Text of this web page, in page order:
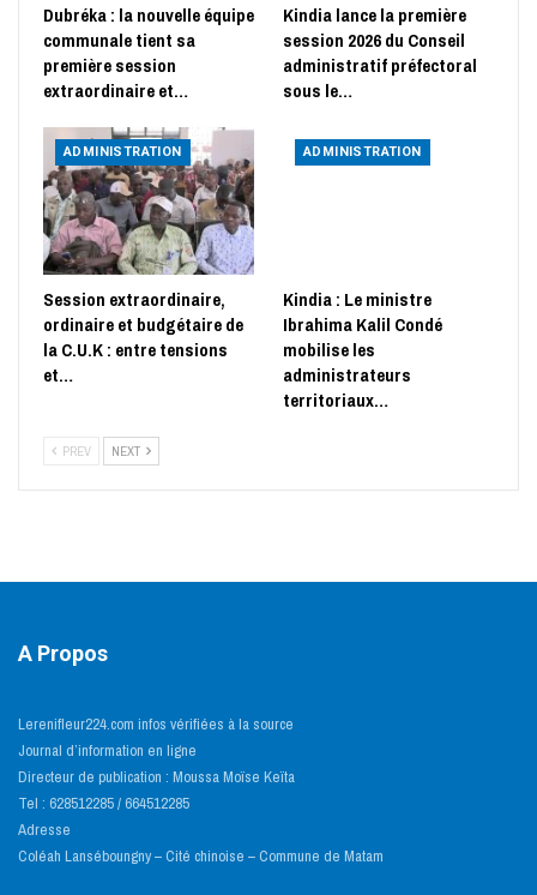
Dubréka : la nouvelle équipe
communale tient sa
première session
extraordinaire et…
Kindia lance la première
session 2026 du Conseil
administratif préfectoral
sous le…
ADMINISTRATION
Session extraordinaire,
ordinaire et budgétaire de
la C.U.K : entre tensions
et…
ADMINISTRATION
Kindia : Le ministre
Ibrahima Kalil Condé
mobilise les
administrateurs
territoriaux…
PREV NEXT
A Propos
Lerenifleur224.com infos vérifiées à la source
Journal d’information en ligne
Directeur de publication : Moussa Moïse Keïta
Tel : 628512285 / 664512285
Adresse
Coléah Lanséboungny – Cité chinoise – Commune de Matam